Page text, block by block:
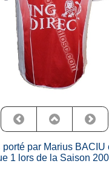
porté par Marius
1 lors de la Saison